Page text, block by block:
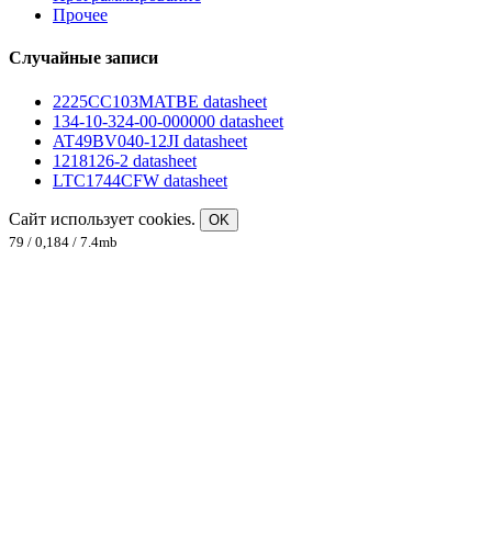
Прочее
Случайные записи
2225CC103MATBE datasheet
134-10-324-00-000000 datasheet
AT49BV040-12JI datasheet
1218126-2 datasheet
LTC1744CFW datasheet
Сайт использует cookies.
OK
79 / 0,184 / 7.4mb